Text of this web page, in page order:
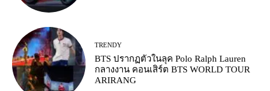
TRENDY
BTS ปรากฏตัวในลุค Polo Ralph Lauren
กลางงาน คอนเสิร์ต BTS WORLD TOUR
ARIRANG